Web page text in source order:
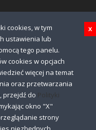
zastrzeżone. Projekt i
cookies, w tym
ustawienia lub
tego panelu.
cookies w opcjach
więcej na temat
oraz przetwarzania
przejdź do Polityki
okno "X"
strony
x